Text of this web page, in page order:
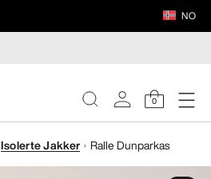
NO
0
Isolerte Jakker Ralle Dunparkas